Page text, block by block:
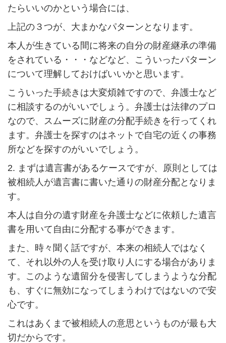
たらいいのかという場合には、
上記の３つが、大まかなパターンとなります。
本人が生きている間に将来の自分の財産継承の準備
をされている・・・などなど、こういったパターン
について理解しておけばいいかと思います。
こういった手続きは大変煩雑ですので、弁護士など
に相談するのがいいでしょう。弁護士は法律のプロ
なので、スムーズに財産の分配手続きを行ってくれ
ます。弁護士を探すのはネットで自宅の近くの事務
所などを探すのがいいでしょう。
2. まずは遺言書があるケースですが、原則としては
被相続人が遺言書に書いた通りの財産分配となりま
す。
本人は自分の遺す財産を弁護士などに依頼した遺言
書を用いて自由に分配する事ができます。
また、時々聞く話ですが、本来の相続人ではなく
て、それ以外の人を受け取り人にする場合がありま
す。このような遺留分を侵害してしまうような分配
も、すぐに無効になってしまうわけではないので安
心です。
これはあくまで被相続人の意思というものが最も大
切だからです。